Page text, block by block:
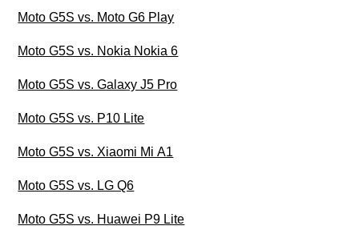
Moto G5S vs. Moto G6 Play
Moto G5S vs. Nokia Nokia 6
Moto G5S vs. Galaxy J5 Pro
Moto G5S vs. P10 Lite
Moto G5S vs. Xiaomi Mi A1
Moto G5S vs. LG Q6
Moto G5S vs. Huawei P9 Lite